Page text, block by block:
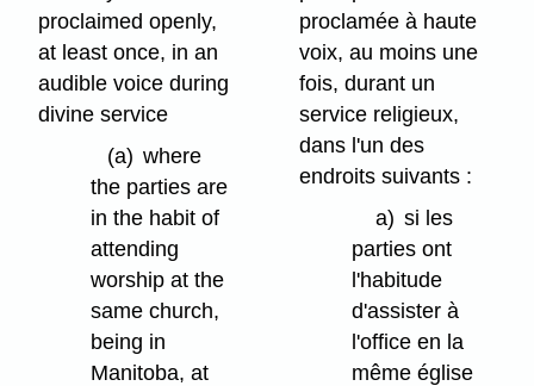
proclaimed openly,
at least once, in an
audible voice during
divine service
(a) where
the parties are
in the habit of
attending
worship at the
same church,
being in
Manitoba, at
proclamée à haute
voix, au moins une
fois, durant un
service religieux,
dans l'un des
endroits suivants :
a) si les
parties ont
l'habitude
d'assister à
l'office en la
même église